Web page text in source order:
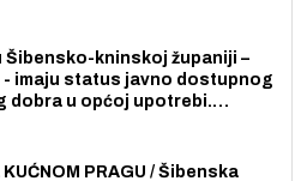
Šibensko-kninskoj županiji –
- imaju status javno dostupnog
dobra u općoj upotrebi.
KUĆNOM PRAGU / Šibenska